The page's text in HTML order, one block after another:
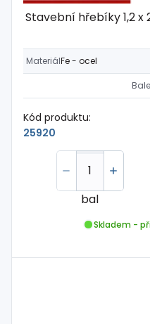
Stavební hřebíky 1,2 x
MateriálFe - ocel
Kód produktu:
25920
bal
Skladem -